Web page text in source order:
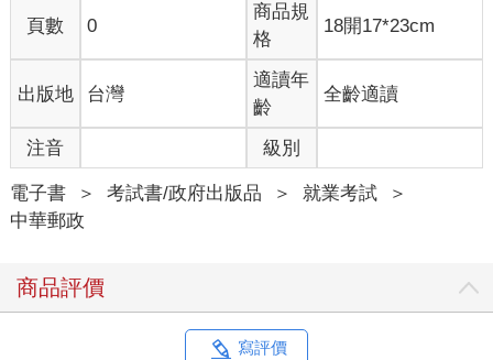
頁數 0
商品規
格
18開17*23cm
出版地 台灣
適讀年
齡
全齡適讀
注音 級別
電子書 ＞ 考試書/政府出版品 ＞ 就業考試
＞
中華郵政
商品評價
寫評價